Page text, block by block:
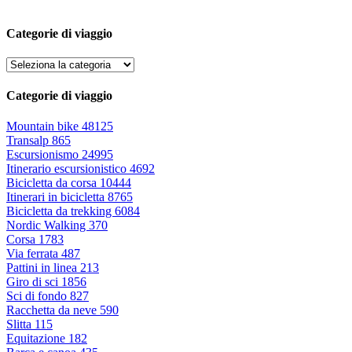
Categorie di viaggio
Categorie di viaggio
Mountain bike 48125
Transalp 865
Escursionismo 24995
Itinerario escursionistico 4692
Bicicletta da corsa 10444
Itinerari in bicicletta 8765
Bicicletta da trekking 6084
Nordic Walking 370
Corsa 1783
Via ferrata 487
Pattini in linea 213
Giro di sci 1856
Sci di fondo 827
Racchetta da neve 590
Slitta 115
Equitazione 182